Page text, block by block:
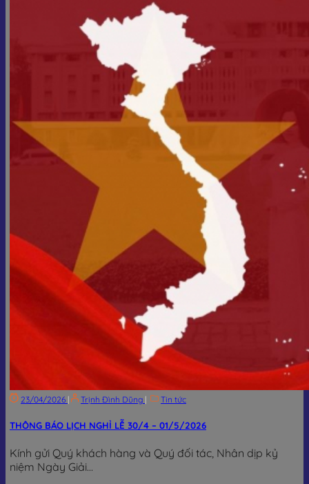
23/04/2026 | Trịnh Đình Dũng | Tin tức
THÔNG BÁO LỊCH NGHỈ LỄ 30/4 – 01/5/2026
Kính gửi Quý khách hàng và Quý đối tác, Nhân dịp kỷ
niệm Ngày Giải...